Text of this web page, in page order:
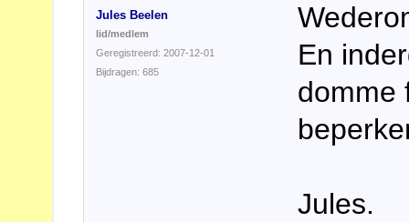
Jules Beelen
lid/medlem
Geregistreerd: 2007-12-01
Bijdragen: 685
En
domme
Jules.